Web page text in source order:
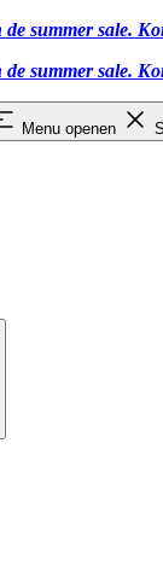
summer sale.
summer sale.
Menu openen